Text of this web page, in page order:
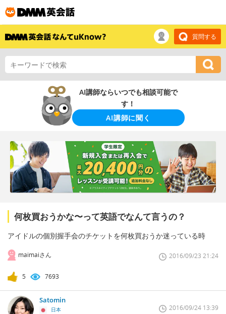
質問する
AI講師ならいつでも相談可能で
す！
AI講師に聞く
何枚買おうかな〜って英語でなんて言うの？
アイドルの個別握手会のチケットを何枚買おうか迷っている時
maimaiさん 2016/09/23 21:24
5 7693
Satomin
日本 2016/09/24 13:39